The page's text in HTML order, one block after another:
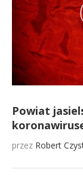
Powiat
przez Robert